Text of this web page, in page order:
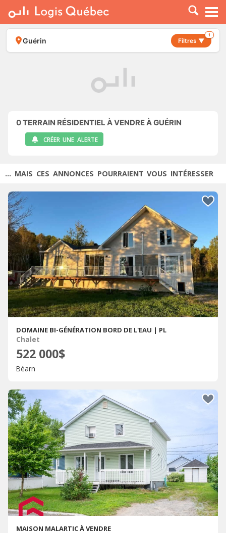
À LOUER
À VENDRE
PLACER UNE ANNONCE
Guérin Filtres ▼
1
0TERRAIN RÉSIDENTIEL À VENDRE À GUÉRIN
CRÉER UNE ALERTE
... MAIS CES ANNONCES POURRAIENT VOUS INTÉRESSER
DOMAINE BI-GÉNÉRATION BORD DE L'EAU | PL
Chalet
522 000$
Béarn
MAISON MALARTIC À VENDRE